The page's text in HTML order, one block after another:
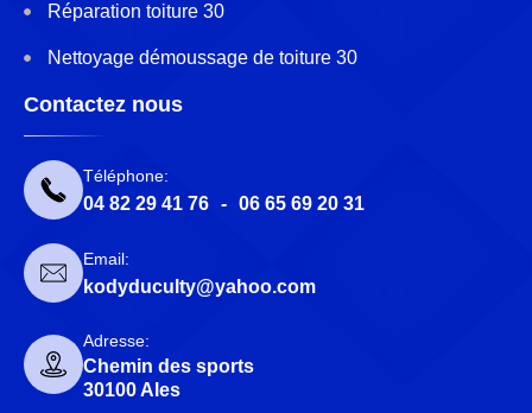
Réparation toiture 30
Nettoyage démoussage de toiture 30
Contactez nous
Téléphone:
04 82 29 41 76 - 06 65 69 20 31
Email:
kodyduculty@yahoo.com
Adresse:
Chemin des sports
30100 Ales